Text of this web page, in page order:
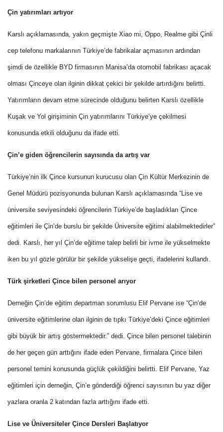
Çin yatırımları artıyor
Karslı açıklamasında, yakın geçmişte Xiao mi, Oppo, Realme gibi Çinli
cep telefonu markalarının Türkiye’de fabrikalar açmasının ardından
şimdi de özellikle BYD firmasının Manisa’da otomobil fabrikası açacak
olması Çinceye olan ilginin dikkat çekici bir şekilde artırdığını belirtti.
Yatırımların devam etme sürecinde olduğunu belirten Karslı özellikle
Kuşak ve Yol girişiminin Çin yatırımlarını Türkiye’ye çekilmesi
konusunda etkili olduğunu da ifade etti.
Çin’e giden öğrencilerin sayısında da artış var
Türkiye’nin ilk Çince kursunun kurucusu olan Çin Kültür Merkezinin de
Genel Müdürü pozisyonunda bulunan Karslı açıklamasında “Lise ve
üniversite seviyesindeki öğrencilerin Türkiye’de başladıkları Çince
eğitimleri ile Çin’de burslu bir şekilde Üniversite eğitimi alabilmektedirler”
dedi. Karslı, her yıl Çin’de eğitime talep belirli bir ivme ile yükselmekte
iken bu yıl gözle görülür bir şekilde yükselişe geçti, ifadelerini kullandı.
Türk şirketleri Çince bilen personel arıyor
Derneğin Çin’de eğitim departman sorumlusu Elif Pervane ise “Çin’de
üniversite eğitimlerine olan ilginin de tıpkı Türkiye’deki Çince eğitimleri
gibi büyük bir artış göstermektedir.” dedi. Çince bilen personel talebinin
de her geçen gün arttığını ifade eden Pervane, firmalara Çince bilen
personel temini konusunda güçlük çekildiğini belirtti. Elif Pervane, Yaz
eğitimleri için derneğin, Çin’e gönderdiği öğrenci sayısının bu yaz diğer
yazlara oranla 2 katından fazla arttığını ifade etti.
Lise ve Üniversiteler Çince Dersleri Başlatıyor